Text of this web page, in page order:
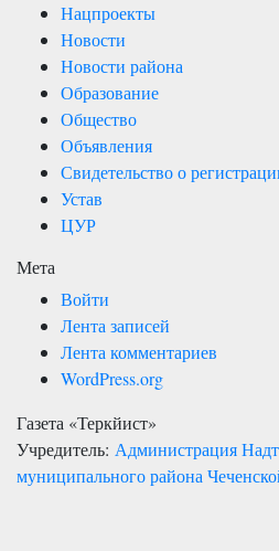
Нацпроекты
Новости
Новости района
Образование
Общество
Объявления
Свидетельство о
Устав
ЦУР
Мета
Войти
Лента записей
Лента комментариев
WordPress.org
Газета «Теркйист»
Учредитель: Администрация
муниципального района